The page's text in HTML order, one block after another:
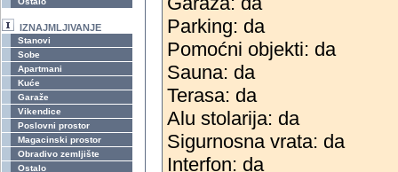
IZNAJMLJIVANJE
Stanovi
Sobe
Apartmani
Kuće
Garaže
Vikendice
Poslovni prostor
Magacinski prostor
Obradivo zemljište
Ostalo
Parking: da
Pomoćni objekti: da
Sauna: da
Terasa: da
Alu stolarija: da
Sigurnosna vrata: da
Interfon: da